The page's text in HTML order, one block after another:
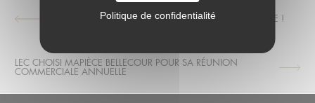
Politique de confidentialité
ARTICLE À MAPIÈCE, LA RESTAURATION EST TRÈS GOURMANDE !
ARTICLE
LEC CHOISI MAPIÈCE BELLECOUR POUR SA RÉUNION
COMMERCIALE ANNUELLE